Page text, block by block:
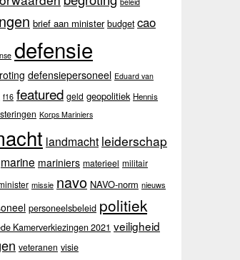
brief aan minister budget cao
defensie
defensiepersoneel Eduard van
f16 featured geld geopolitiek Hennis
Korps Mariniers
landmacht leiderschap
marine mariniers materieel militair
missie navo NAVO-norm nieuws
personeelsbeleid politiek
Kamerverkiezingen 2021 veiligheid
veteranen visie